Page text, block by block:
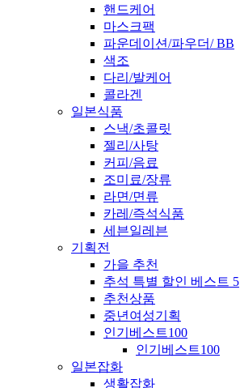
핸드케어
마스크팩
파운데이션/파우더/ BB
색조
다리/발케어
콜라겐
일본식품
스낵/초콜릿
젤리/사탕
커피/음료
조미료/장류
라면/면류
카레/즉석식품
세븐일레븐
기획전
가을 추천
추석 특별 할인 베스트 5
추천상품
중년여성기획
인기베스트100
인기베스트100
일본잡화
생활잡화